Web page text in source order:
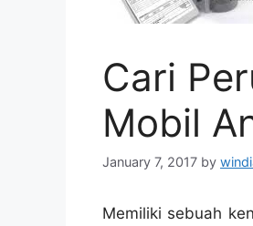
Cari
Mobil
January 7, 2017 by
Memiliki sebuah